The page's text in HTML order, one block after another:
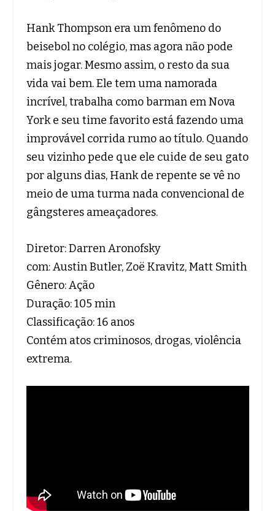
Hank Thompson era um fenômeno do
beisebol no colégio, mas agora não pode
mais jogar. Mesmo assim, o resto da sua
vida vai bem. Ele tem uma namorada
incrível, trabalha como barman em Nova
York e seu time favorito está fazendo uma
improvável corrida rumo ao título. Quando
seu vizinho pede que ele cuide de seu gato
por alguns dias, Hank de repente se vê no
meio de uma turma nada convencional de
gângsteres ameaçadores.
Diretor: Darren Aronofsky
com: Austin Butler, Zoë Kravitz, Matt Smith
Gênero: Ação
Duração: 105 min
Classificação: 16 anos
Contém atos criminosos, drogas, violência
extrema.